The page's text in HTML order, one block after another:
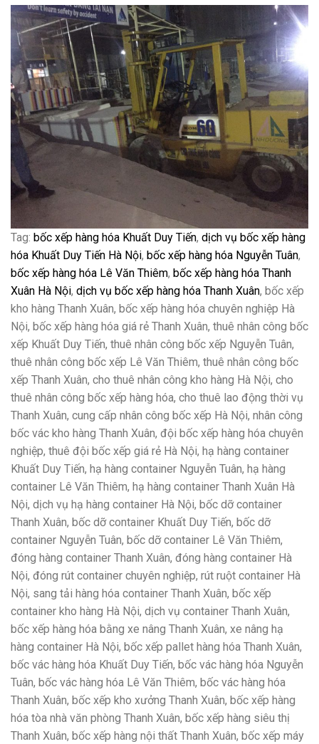
Tag: bốc xếp hàng hóa Khuất Duy Tiến, dịch vụ bốc xếp hàng
hóa Khuất Duy Tiến Hà Nội, bốc xếp hàng hóa Nguyễn Tuân,
bốc xếp hàng hóa Lê Văn Thiêm, bốc xếp hàng hóa Thanh
Xuân Hà Nội, dịch vụ bốc xếp hàng hóa Thanh Xuân, bốc xếp
kho hàng Thanh Xuân, bốc xếp hàng hóa chuyên nghiệp Hà
Nội, bốc xếp hàng hóa giá rẻ Thanh Xuân, thuê nhân công bốc
xếp Khuất Duy Tiến, thuê nhân công bốc xếp Nguyễn Tuân,
thuê nhân công bốc xếp Lê Văn Thiêm, thuê nhân công bốc
xếp Thanh Xuân, cho thuê nhân công kho hàng Hà Nội, cho
thuê nhân công bốc xếp hàng hóa, cho thuê lao động thời vụ
Thanh Xuân, cung cấp nhân công bốc xếp Hà Nội, nhân công
bốc vác kho hàng Thanh Xuân, đội bốc xếp hàng hóa chuyên
nghiệp, thuê đội bốc xếp giá rẻ Hà Nội, hạ hàng container
Khuất Duy Tiến, hạ hàng container Nguyễn Tuân, hạ hàng
container Lê Văn Thiêm, hạ hàng container Thanh Xuân Hà
Nội, dịch vụ hạ hàng container Hà Nội, bốc dỡ container
Thanh Xuân, bốc dỡ container Khuất Duy Tiến, bốc dỡ
container Nguyễn Tuân, bốc dỡ container Lê Văn Thiêm,
đóng hàng container Thanh Xuân, đóng hàng container Hà
Nội, đóng rút container chuyên nghiệp, rút ruột container Hà
Nội, sang tải hàng hóa container Thanh Xuân, bốc xếp
container kho hàng Hà Nội, dịch vụ container Thanh Xuân,
bốc xếp hàng hóa bằng xe nâng Thanh Xuân, xe nâng hạ
hàng container Hà Nội, bốc xếp pallet hàng hóa Thanh Xuân,
bốc vác hàng hóa Khuất Duy Tiến, bốc vác hàng hóa Nguyễn
Tuân, bốc vác hàng hóa Lê Văn Thiêm, bốc vác hàng hóa
Thanh Xuân, bốc xếp kho xưởng Thanh Xuân, bốc xếp hàng
hóa tòa nhà văn phòng Thanh Xuân, bốc xếp hàng siêu thị
Thanh Xuân, bốc xếp hàng nội thất Thanh Xuân, bốc xếp máy